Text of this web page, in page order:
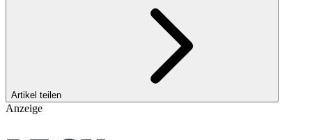
Artikel teilen
Anzeige